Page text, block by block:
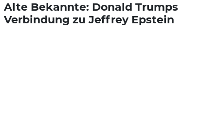
Alte Bekannte: Donald Trumps
Verbindung zu Jeffrey Epstein